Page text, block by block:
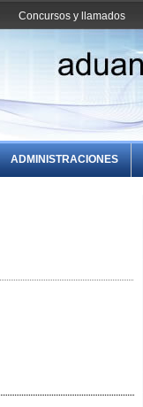
Concursos y llamados
ADMINISTRACIONES